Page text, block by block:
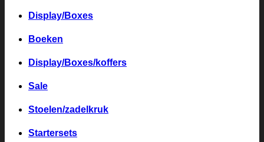
Display/Boxes
Boeken
Display/Boxes/koffers
Sale
Stoelen/zadelkruk
Startersets